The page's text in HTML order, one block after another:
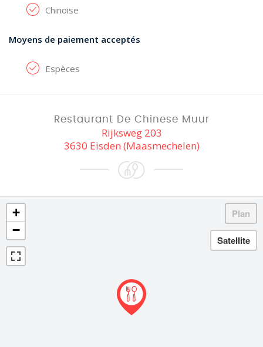
Chinoise
Moyens de paiement acceptés
Espèces
Restaurant De Chinese Muur
Rijksweg 203
3630 Eisden (Maasmechelen)
+
−